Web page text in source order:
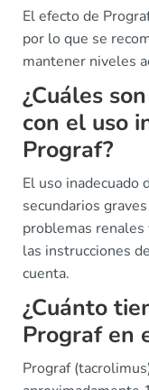
El efecto de
por lo que se
mantener niveles
¿Cuáles
con el uso
Prograf?
El uso inadecuado
secundarios
problemas
las instrucciones
cuenta.
¿Cuánto
Prograf en
Prograf